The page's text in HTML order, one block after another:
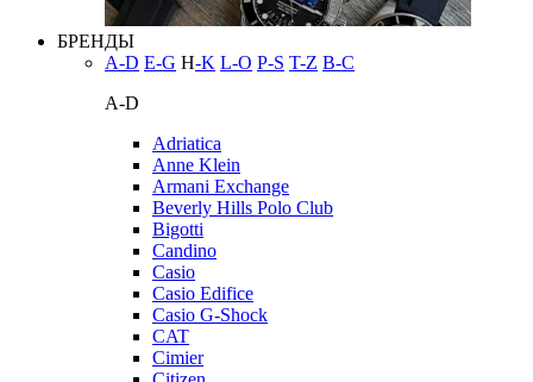
БРЕНДЫ
A-D E-G H-K L-O P-S T-Z В-С
A-D
Adriatica
Anne Klein
Armani Exchange
Beverly Hills Polo Club
Bigotti
Candino
Casio
Casio Edifice
Casio G-Shock
CAT
Cimier